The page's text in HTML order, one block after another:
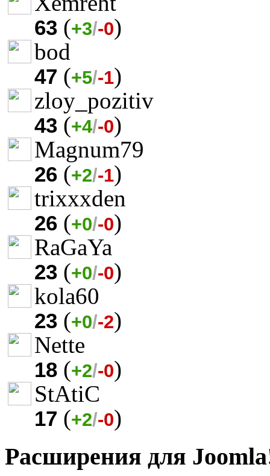
63 (+3/-0)
bod
47 (+5/-1)
zloy_pozitiv
43 (+4/-0)
Magnum79
26 (+2/-1)
trixxxden
26 (+0/-0)
RaGaYa
23 (+0/-0)
kola60
23 (+0/-2)
Nette
18 (+2/-0)
StAtiC
17 (+2/-0)
Расширения для